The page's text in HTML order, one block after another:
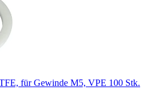
für Gewinde M5, VPE 100 Stk.